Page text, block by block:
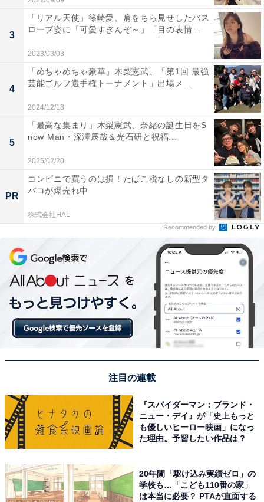
3
「リアル天使」篠崎愛、肩をちら見せしたバス
ローブ姿に「可愛すぎんぞ～」「目の表情...
2023/03/03
4
「めちゃめちゃ豪華」木梨憲武、「第1回 最強
芸能ゴルフ選手権トーナメント」出場メ...
2024/12/18
5
「最高な集まり」木梨憲武、奈緒の誕生日をS
now Man・深澤辰哉＆光石研と祝福...
2025/02/20
PR
コンビニで買うのは損！たばこ税なしの新型タ
バコが爆売れ中
株式会社HAL
Recommended by
注目の連載
『スパイダーマン：ブランド・
ニュー・デイ』が「史上もっと
も優しいヒーロー映画」になっ
た理由。予習したい作品は？
20年間「駆け込み実績ゼロ」の
学校も…「こども110番の家」
は本当に必要？ PTAが直面する